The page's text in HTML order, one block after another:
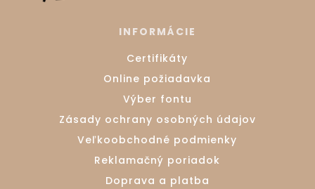
INFORMÁCIE
Certifikáty
Online požiadavka
Výber fontu
Zásady ochrany osobných údajov
Veľkoobchodné podmienky
Reklamačný poriadok
Doprava a platba